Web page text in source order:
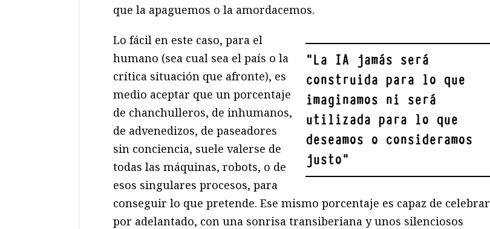
que la apaguemos o la amordacemos.
"La IA jamás será
construida para lo que
imaginamos ni será
utilizada para lo que
deseamos o consideramos
justo"
Lo fácil en este caso, para el
humano (sea cual sea el país o la
crítica situación que afronte), es
medio aceptar que un porcentaje
de chanchulleros, de inhumanos,
de advenedizos, de paseadores
sin conciencia, suele valerse de
todas las máquinas, robots, o de
esos singulares procesos, para
conseguir lo que pretende. Ese mismo porcentaje es capaz de celebrar
por adelantado, con una sonrisa transiberiana y unos silenciosos